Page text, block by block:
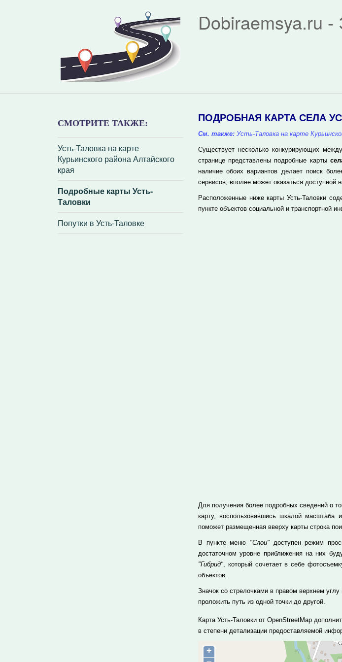
Dobiraemsya.ru
СМОТРИТЕ ТАКЖЕ:
Усть-Таловка на карте
Курьинского района Алтайского
края
Подробные карты Усть-
Таловки
Попутки в Усть-Таловке
ПОДРОБНАЯ КАРТА СЕЛА
См. также: Усть-Таловка на карте
Существует несколько конкурирующих
странице представлены подробные карты
наличие обоих вариантов делает поиск
сервисов, вполне может оказаться доступной
Расположенные ниже карты Усть-Таловки
пункте объектов социальной и транспортной
Для получения более подробных сведений о
карту, воспользовавшись шкалой
поможет размещенная вверху карты строка
В пункте меню "Слои"доступен режим
достаточном уровне приближения на них
"Гибрид", который сочетает в себе
объектов.
Значок со стрелочками в правом верхнем
проложить путь из одной точки до другой.
Карта Усть-Таловки от OpenStreetMap
в степени детализации предоставляемой
+